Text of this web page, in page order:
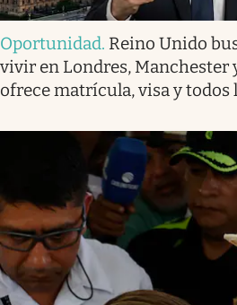
Oportunidad. Reino Unido
vivir en Londres, Manchester
ofrece matrícula, visa y todos